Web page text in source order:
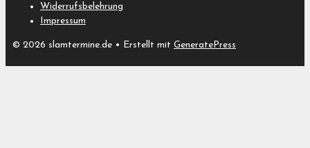
Widerrufsbelehrung
Impressum
© 2026 slamtermine.de • Erstellt mit GeneratePress